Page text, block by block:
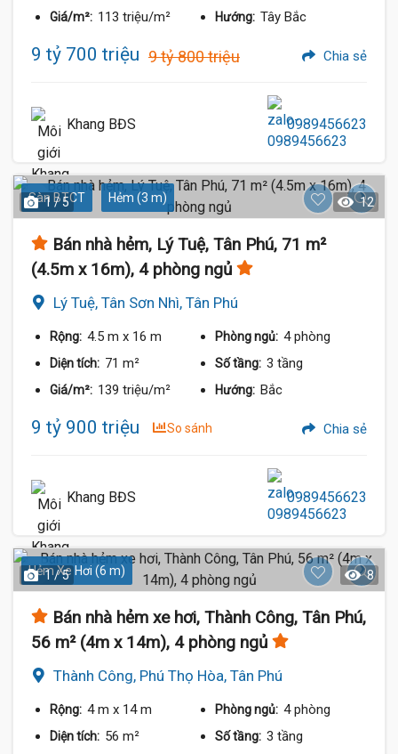
Giá/m²: 113 triệu/m² Hướng: Tây Bắc
9 tỷ 700 triệu 9 tỷ 800 triệu Chia sẻ
Khang BĐS 0989456623
Sàn BTCT Hẻm (3 m)
1 / 5 12
Bán nhà hẻm, Lý Tuệ, Tân Phú, 71 m²
(4.5m x 16m), 4 phòng ngủ
Lý Tuệ, Tân Sơn Nhì, Tân Phú
Rộng: 4.5 m x 16 m Phòng ngủ: 4 phòng
Diện tích: 71 m² Số tầng: 3 tầng
Giá/m²: 139 triệu/m² Hướng: Bắc
9 tỷ 900 triệu So sánh Chia sẻ
Khang BĐS 0989456623
Hẻm Xe Hơi (6 m)
1 / 5 8
Bán nhà hẻm xe hơi, Thành Công, Tân Phú,
56 m² (4m x 14m), 4 phòng ngủ
Thành Công, Phú Thọ Hòa, Tân Phú
Rộng: 4 m x 14 m Phòng ngủ: 4 phòng
Diện tích: 56 m² Số tầng: 3 tầng